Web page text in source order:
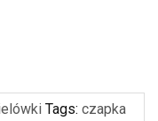
Tags: czapka